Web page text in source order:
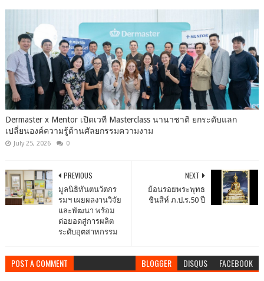
Dermaster x Mentor เปิดเวที Masterclass นานาชาติ ยกระดับแลก
เปลี่ยนองค์ความรู้ด้านศัลยกรรมความงาม
July 25, 2026 0
NEXT
ย้อนรอยพระพุทธ
ชินสีห์ ภ.ป.ร.50 ปี
PREVIOUS
มูลนิธิทันตนวัตกร
รมฯ เผยผลงานวิจัย
และพัฒนา พร้อม
ต่อยอดสู่การผลิต
ระดับอุตสาหกรรม
POST A COMMENT BLOGGER DISQUS FACEBOOK